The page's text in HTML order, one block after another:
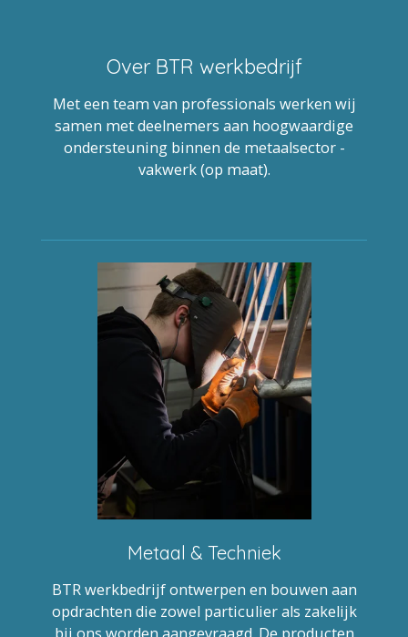
Over BTR werkbedrijf
Met een team van professionals werken wij
samen met deelnemers aan hoogwaardige
ondersteuning binnen de metaalsector -
vakwerk (op maat).
Metaal & Techniek
BTR werkbedrijf ontwerpen en bouwen aan
opdrachten die zowel particulier als zakelijk